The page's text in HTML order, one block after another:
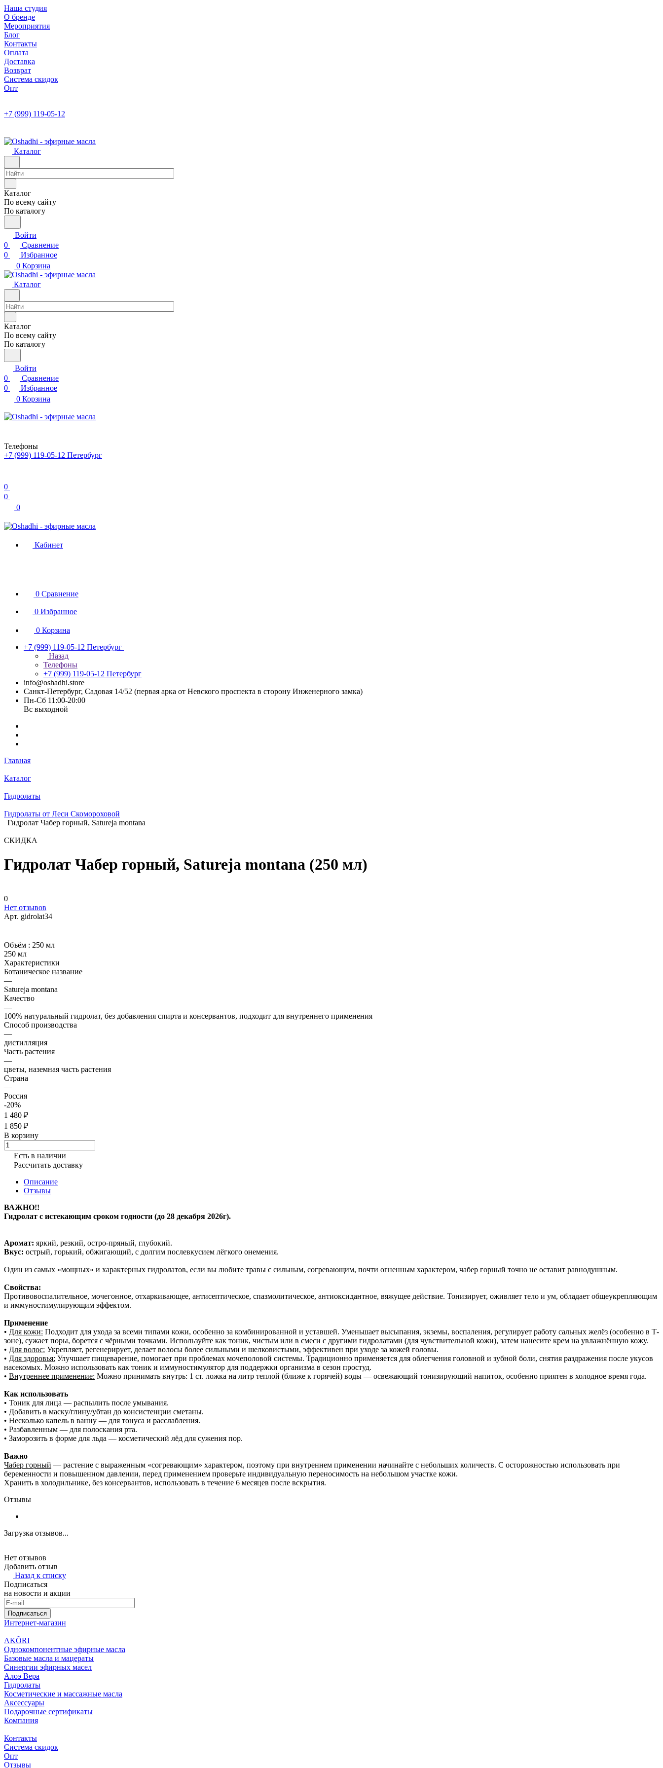
Наша студия
О бренде
Мероприятия
Блог
Контакты
Оплата
Доставка
Возврат
Система скидок
Опт
+7 (999) 119-05-12
Каталог
Каталог
По всему сайту
По каталогу
Войти
0
Сравнение
0
Избранное
0 Корзина
Каталог
Каталог
По всему сайту
По каталогу
Войти
0
Сравнение
0
Избранное
0 Корзина
Телефоны
+7 (999) 119-05-12 Петербург
0
0
0
Кабинет
0 Сравнение
0 Избранное
0 Корзина
+7 (999) 119-05-12 Петербург
Назад
Телефоны
+7 (999) 119-05-12 Петербург
info@oshadhi.store
Санкт-Петербург, Садовая 14/52 (первая арка от Невского проспекта в сторону Инженерного замка)
Пн-Сб 11:00-20:00
Вс выходной
Главная
Каталог
Гидролаты
Гидролаты от Леси Скомороховой
Гидролат Чабер горный, Satureja montana
СКИДКА
Гидролат Чабер горный, Satureja montana (250 мл)
0
Нет отзывов
Арт. gidrolat34
Объём : 250 мл
250 мл
Характеристики
Ботаническое название
—
Satureja montana
Качество
—
100% натуральный гидролат, без добавления спирта и консервантов, подходит для внутреннего применения
Способ производства
—
дистилляция
Часть растения
—
цветы, наземная часть растения
Страна
—
Россия
-20%
1 480 ₽
1 850 ₽
В корзину
Есть в наличии
Рассчитать доставку
Описание
Отзывы
ВАЖНО!!
Гидролат с истекающим сроком годности (до 28 декабря 2026г).
Аромат: яркий, резкий, остро-пряный, глубокий.
Вкус: острый, горький, обжигающий, с долгим послевкусием лёгкого онемения.
Один из самых «мощных» и характерных гидролатов, если вы любите травы с сильным, согревающим, почти огненным характером, чабер горный точно не оставит равнодушным.
Свойства:
Противовоспалительное, мочегонное, отхаркивающее, антисептическое, спазмолитическое, антиоксидантное, вяжущее действие. Тонизирует, оживляет тело и ум, обладает общеукрепляющим
и иммуностимулирующим эффектом.
Применение
• Для кожи: Подходит для ухода за всеми типами кожи, особенно за комбинированной и уставшей. Уменьшает высыпания, экземы, воспаления, регулирует работу сальных желёз (особенно в Т-
зоне), сужает поры, борется с чёрными точками. Используйте как тоник, чистым или в смеси с другими гидролатами (для чувствительной кожи), затем нанесите крем на увлажнённую кожу.
• Для волос: Укрепляет, регенерирует, делает волосы более сильными и шелковистыми, эффективен при уходе за кожей головы.
• Для здоровья: Улучшает пищеварение, помогает при проблемах мочеполовой системы. Традиционно применяется для облегчения головной и зубной боли, снятия раздражения после укусов
насекомых. Можно использовать как тоник и иммуностимулятор для поддержки организма в сезон простуд.
• Внутреннее применение: Можно принимать внутрь: 1 ст. ложка на литр теплой (ближе к горячей) воды — освежающий тонизирующий напиток, особенно приятен в холодное время года.
Как использовать
• Тоник для лица — распылить после умывания.
• Добавить в маску/глину/убтан до консистенции сметаны.
• Несколько капель в ванну — для тонуса и расслабления.
• Разбавленным — для полоскания рта.
• Заморозить в форме для льда — косметический лёд для сужения пор.
Важно
Чабер горный — растение с выраженным «согревающим» характером, поэтому при внутреннем применении начинайте с небольших количеств. С осторожностью использовать при
беременности и повышенном давлении, перед применением проверьте индивидуальную переносимость на небольшом участке кожи.
Хранить в холодильнике, без консервантов, использовать в течение 6 месяцев после вскрытия.
Отзывы
Загрузка отзывов...
Нет отзывов
Добавить отзыв
Назад к списку
Подписаться
на новости и акции
Подписаться
Интернет-магазин
AKÕRI
Однокомпонентные эфирные масла
Базовые масла и мацераты
Синергии эфирных масел
Алоэ Вера
Гидролаты
Косметические и массажные масла
Аксессуары
Подарочные сертификаты
Компания
Контакты
Система скидок
Опт
Отзывы